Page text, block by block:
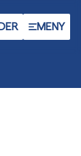
MENY